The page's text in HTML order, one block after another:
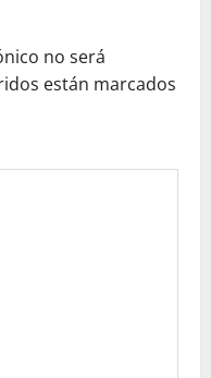
no será
están marcados